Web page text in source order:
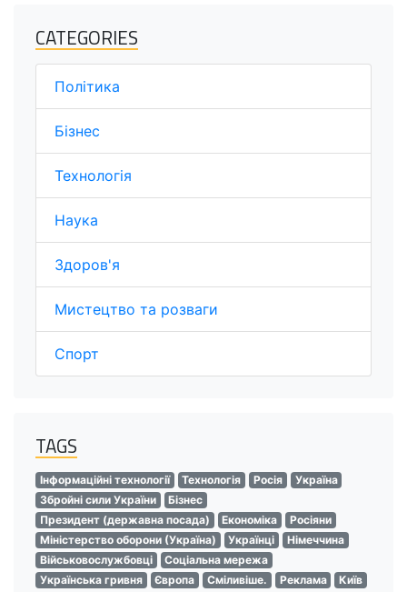
CATEGORIES
Політика
Бізнес
Технологія
Наука
Здоров'я
Мистецтво та розваги
Спорт
TAGS
Інформаційні технології Технологія Росія
Україна
Збройні сили України
Бізнес
Президент (державна посада)
Економіка
Росіяни
Міністерство оборони (Україна)
Українці
Німеччина
Військовослужбовці
Соціальна мережа
Українська гривня
Європа Сміливіше. Реклама
Київ